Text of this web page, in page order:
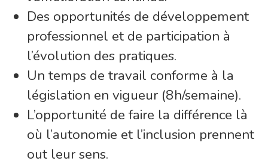
Des opportunités de développement
professionnel et de participation à
l’évolution des pratiques.
Un temps de travail conforme à la
législation en vigueur (8h/semaine).
L’opportunité de faire la différence là
où l’autonomie et l’inclusion prennent
out leur sens.